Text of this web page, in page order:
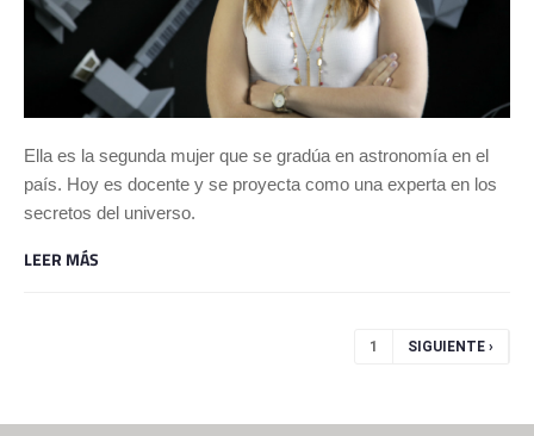
Ella es la segunda mujer que se gradúa en astronomía en el
país. Hoy es docente y se proyecta como una experta en los
secretos del universo.
LEER MÁS
1 SIGUIENTE ›